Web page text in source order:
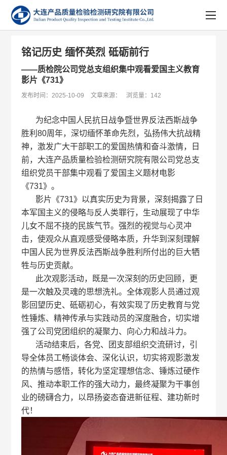
铭记历史 缅怀英烈 砥砺前行
——质检院公司党总支组织集中观看爱国主义教育
影片《731》
发布时间：2025-10-09 文章来源： 浏览量：142
为纪念中国人民抗日战争暨世界反法西斯战争
胜利80周年，深切缅怀革命先烈，弘扬伟大抗战精
神，激发广大干部职工的爱国热情和奋斗激情，日
前，大连产品质量检验检测研究院有限公司党总支
组织党员干部集中观看了爱国主义题材电影
《731》。
影片《731》以真实历史为背景，深刻揭露了日
本军国主义的侵略与反人类罪行，生动展现了中华
儿女不屈不挠的民族气节。强烈的视觉与心灵冲
击，使观众从直观感受侵略本质，升华到深刻理解
中国人民为世界反法西斯战争胜利所付出的巨大牺
牲与历史贡献。
此次观影活动，既是一次深刻的历史回顾，更
是一次触及灵魂的思想洗礼。全体观影人员通过观
影回望历史、砥砺初心，有效实现了历史教育与党
性锤炼、精神传承与实践动员的深度融合，切实增
强了公司党团组织的凝聚力、向心力和战斗力。
活动结束后，各党、团支部组织交流研讨，引
导全体员工畅谈体会、深化认识，切实将观影激发
的热情与感悟，转化为坚定理想信念、锤炼过硬作
风、推动本职工作的强大动力，最终凝聚为干事创
业的磅礴合力，以昂扬姿态奋进新征程、建功新时
代！